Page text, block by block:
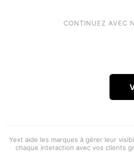
CONTINUEZ AVEC
Yext aide les marques à gérer leur
chaque interaction avec vos clients